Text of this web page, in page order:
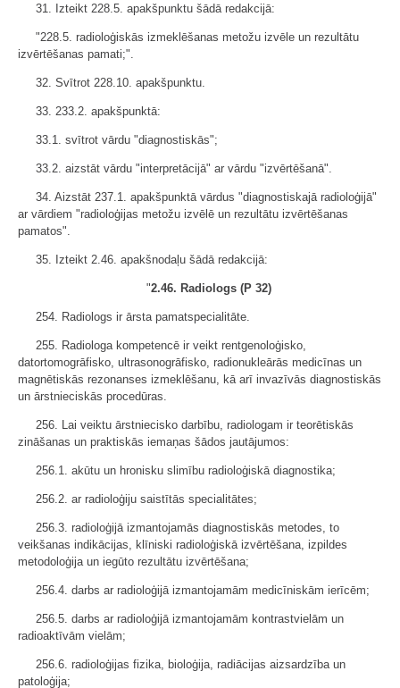
31. Izteikt 228.5. apakšpunktu šādā redakcijā:
"228.5. radioloģiskās izmeklēšanas metožu izvēle un rezultātu
izvērtēšanas pamati;".
32. Svītrot 228.10. apakšpunktu.
33. 233.2. apakšpunktā:
33.1. svītrot vārdu "diagnostiskās";
33.2. aizstāt vārdu "interpretācijā" ar vārdu "izvērtēšanā".
34. Aizstāt 237.1. apakšpunktā vārdus "diagnostiskajā radioloģijā"
ar vārdiem "radioloģijas metožu izvēlē un rezultātu izvērtēšanas
pamatos".
35. Izteikt 2.46. apakšnodaļu šādā redakcijā:
"2.46. Radiologs (P 32)
254. Radiologs ir ārsta pamatspecialitāte.
255. Radiologa kompetencē ir veikt rentgenoloģisko,
datortomogrāfisko, ultrasonogrāfisko, radionukleārās medicīnas un
magnētiskās rezonanses izmeklēšanu, kā arī invazīvās diagnostiskās
un ārstnieciskās procedūras.
256. Lai veiktu ārstniecisko darbību, radiologam ir teorētiskās
zināšanas un praktiskās iemaņas šādos jautājumos:
256.1. akūtu un hronisku slimību radioloģiskā diagnostika;
256.2. ar radioloģiju saistītās specialitātes;
256.3. radioloģijā izmantojamās diagnostiskās metodes, to
veikšanas indikācijas, klīniski radioloģiskā izvērtēšana, izpildes
metodoloģija un iegūto rezultātu izvērtēšana;
256.4. darbs ar radioloģijā izmantojamām medicīniskām ierīcēm;
256.5. darbs ar radioloģijā izmantojamām kontrastvielām un
radioaktīvām vielām;
256.6. radioloģijas fizika, bioloģija, radiācijas aizsardzība un
patoloģija;